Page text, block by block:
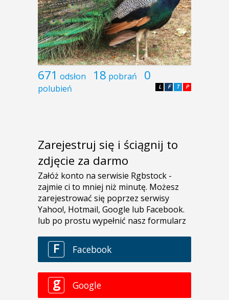
671 odsłon 18 pobrań 0
polubień P
T
F
L
Zarejestruj się i ściągnij to
zdjęcie za darmo